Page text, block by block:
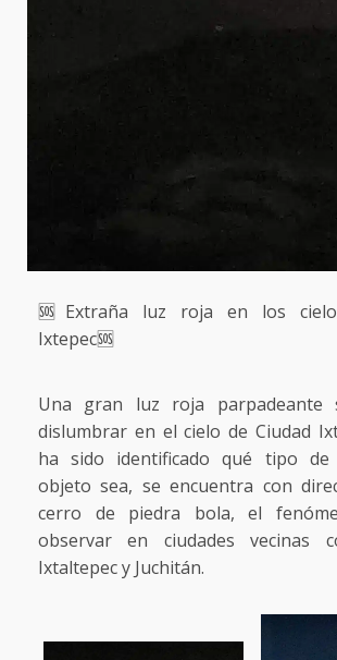
🆘Extraña luz roja en los
Ixtepec🆘
Una gran luz roja parpadeante
dislumbrar en el cielo de Ciudad
ha sido identificado qué tipo
objeto sea, se encuentra con
cerro de piedra bola, el
observar en ciudades vecinas
Ixtaltepec y Juchitán.